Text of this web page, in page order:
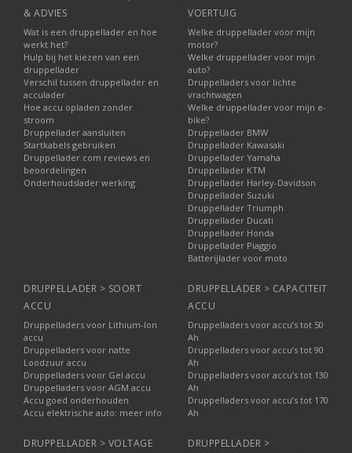
& ADVIES
Wat is een druppellader en hoe
werkt het?
Hulp bij het kiezen van een
druppellader
Verschil tussen druppellader en
acculader
Hoe accu opladen zonder
stroom
Druppellader aansluiten
Startkabels gebruiken
Druppellader.com reviews en
beoordelingen
Onderhoudslader werking
VOERTUIG
Welke druppellader voor mijn
motor?
Welke druppellader voor mijn
auto?
Druppelladers voor lichte
vrachtwagen
Welke druppellader voor mijn e-
bike?
Druppellader BMW
Druppellader Kawasaki
Druppellader Yamaha
Druppellader KTM
Druppellader Harley-Davidson
Druppellader Suzuki
Druppellader Triumph
Druppellader Ducati
Druppellader Honda
Druppellader Piaggio
Batterijlader voor moto
DRUPPELLADER > SOORT
ACCU
Druppelladers voor Lithium-Ion
accu
Druppelladers voor natte
Loodzuur accu
Druppelladers voor Gel accu
Druppelladers voor AGM accu
Accu goed onderhouden
Accu elektrische auto: meer info
DRUPPELLADER > CAPACITEIT
ACCU
Druppelladers voor accu’s tot 50
Ah
Druppelladers voor accu’s tot 90
Ah
Druppelladers voor accu’s tot 130
Ah
Druppelladers voor accu’s tot 170
Ah
DRUPPELLADER > VOLTAGE
DRUPPELLADER >